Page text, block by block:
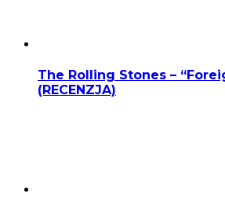
The Rolling Stones –
(RECENZJA)